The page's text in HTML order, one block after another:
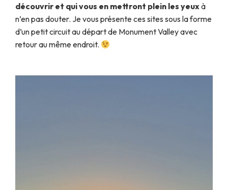
découvrir et qui vous en mettront plein les yeuxà
n’en pas douter. Je vous présente ces sites sous la forme
d’un petit circuit au départ de Monument Valley avec
retour au même endroit.